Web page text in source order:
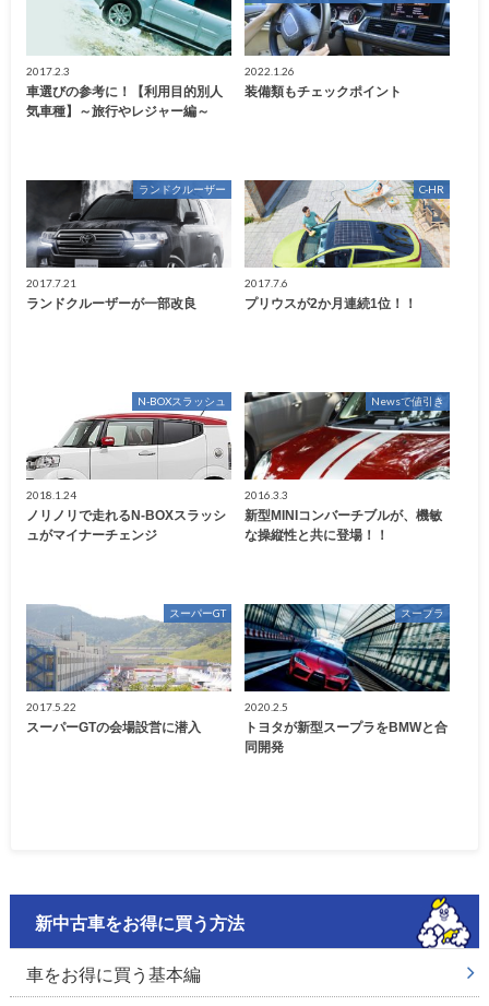
2017.2.3
車選びの参考に！【利用目的別人
気車種】～旅行やレジャー編～
2022.1.26
装備類もチェックポイント
ランドクルーザー
2017.7.21
ランドクルーザーが一部改良
C-HR
2017.7.6
プリウスが2か月連続1位！！
N-BOXスラッシュ
2018.1.24
ノリノリで走れるN-BOXスラッシ
ュがマイナーチェンジ
Newsで値引き
2016.3.3
新型MINIコンバーチブルが、機敏
な操縦性と共に登場！！
スーパーGT
2017.5.22
スーパーGTの会場設営に潜入
スープラ
2020.2.5
トヨタが新型スープラをBMWと合
同開発
新中古車をお得に買う方法
車をお得に買う基本編